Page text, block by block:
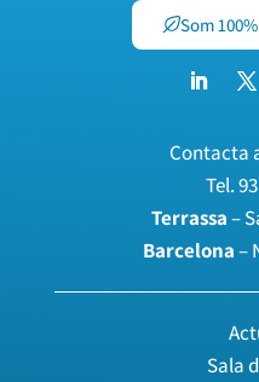
Som
Contacta
Tel.
Terrassa–
Barcelona–
Sala